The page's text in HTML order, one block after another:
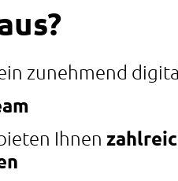
zunehmend
Ihnen